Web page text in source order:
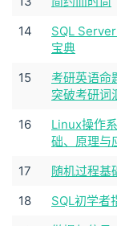
14
SQL
宝典
15
考研英语命
突破考研词
16
Linux操作
础、原理与
17 随机过程基
18
SQL初学者